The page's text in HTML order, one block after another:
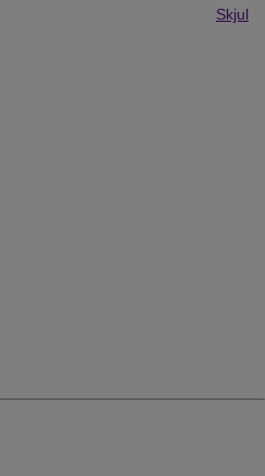
Skjul